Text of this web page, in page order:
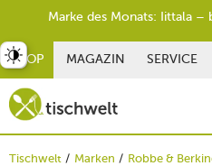
SHOP MAGAZIN SERVICE
Tischwelt Marken Robbe &
umschalten
Marke des Monats: Iittala –